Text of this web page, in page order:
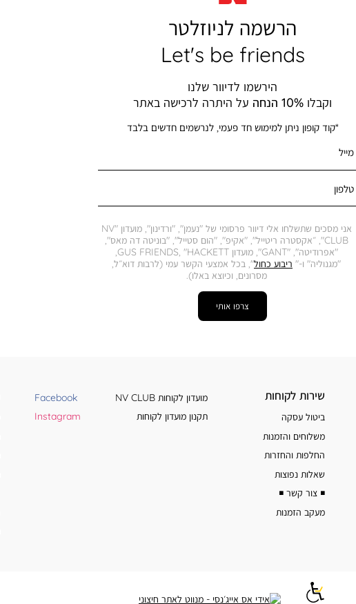
הרשמה לניוזלטר
Let's be friends
הירשמו לדיוור שלנו
וקבלו 10% הנחה על היתרה לרכישה באתר
*קוד קופון ניתן למימוש חד פעמי, לנרשמים חדשים בלבד
מייל
טלפון
אני מסכים שתשלחו אלי דיוור פרסומי של "נעמן", "ורדינון", מועדון "NV
CLUB", ״אקסטרה ריטייל", "אקיפ", "הום סטייל", "בוניטה דה מאס",
"מגנוליה" ו-" ריבוע כחול", בכל אמצעי הקשר עמי (לרבות דוא״ל,
מסרונים, וכיוצא באלו).
צרפו אותי
שירות
שירות לקוחות
ביטול עסקה
משלוחים והזמנות
החלפות והחזרות
שאלות נפוצות
◾️ צור קשר ◾️
מעקב הזמנות
מידע
נוסף
מועדון לקוחות NV CLUB
תקנון מועדון לקוחות
Facebook
Instagram